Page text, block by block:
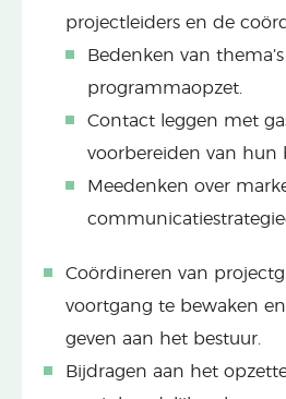
projectleiders en de
Bedenken van
programmaopzet.
Contact leggen met
voorbereiden van hun
Meedenken over
Coördineren van
voortgang te bewaken
geven aan het bestuur.
Bijdragen aan het